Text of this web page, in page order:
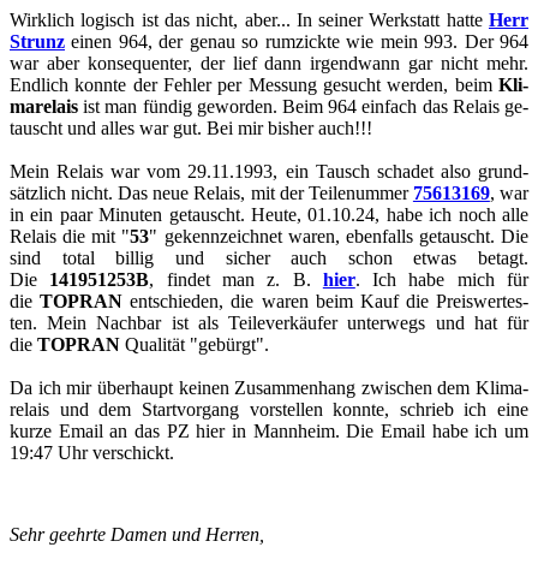
Wirk­lich lo­gisch ist das nicht, aber... In sei­ner Werk­statt hatte Herr
Strunz einen 964, der genau so rum­zick­te wie mein 993. Der 964
war aber kon­se­quen­ter, der lief dann ir­gend­wann gar nicht mehr.
End­lich konn­te der Feh­ler per Mes­sung ge­sucht wer­den, beim Kli­
ma­re­lais ist man fün­dig ge­wor­den. Beim 964 ein­fach das Re­lais ge­
tauscht und alles war gut. Bei mir bis­her auch!!!
Mein Re­lais war vom 29.11.1993, ein Tausch scha­det also grund­
sätz­lich nicht. Das neue Re­lais, mit der Tei­le­num­mer 75613169, war
in ein paar Mi­nu­ten ge­tauscht. Heute, 01.10.24, habe ich noch alle
Re­lais die mit "53" ge­kenn­zeich­net waren, eben­falls ge­tauscht. Die
sind total bil­lig und si­cher auch schon etwas be­tagt.
Die 141951253B, fin­det man z. B. hier. Ich habe mich für
dieTOPRAN ent­schie­den, die waren beim Kauf die Preis­wer­tes­
ten. Mein Nach­bar ist als Tei­le­ver­käu­fer un­ter­wegs und hat für
die TOPRAN Qua­li­tät "ge­bürgt".
Da ich mir über­haupt kei­nen Zu­sam­men­hang zwi­schen dem Kli­ma­
re­lais und dem Start­vor­gang vor­stel­len konn­te, schrieb ich eine
kurze Email an das PZ hier in Mann­heim. Die Email habe ich um
19:47 Uhr ver­schickt.
Sehr ge­ehr­te Damen und Her­ren,